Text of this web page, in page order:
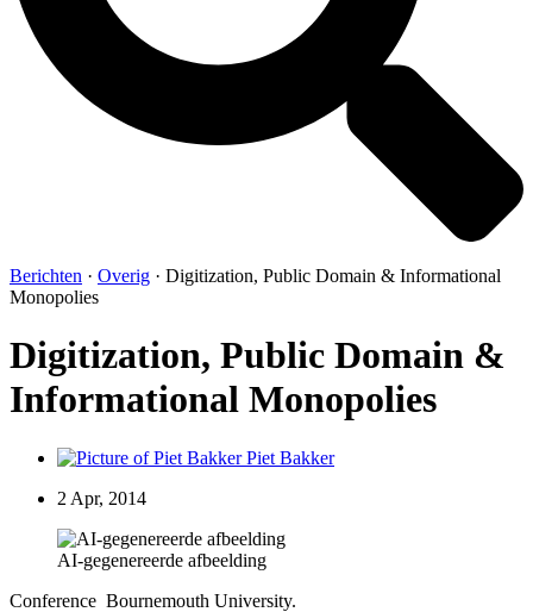
Berichten · Overig · Digitization, Public Domain & Informational
Monopolies
Digitization, Public Domain &
Informational Monopolies
Piet Bakker
2 Apr, 2014
AI-gegenereerde afbeelding
Conference Bournemouth University.